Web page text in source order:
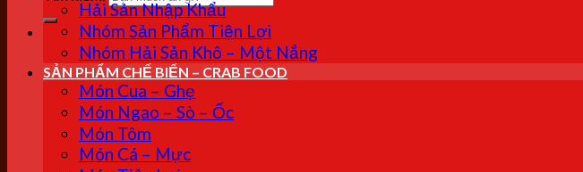
Hải Sản Nhập Khẩu
Nhóm Sản Phẩm Tiện Lợi
Nhóm Hải Sản Khô – Một Nắng
SẢN PHẨM CHẾ BIẾN – CRAB FOOD
Món Cua – Ghẹ
Món Ngao – Sò – Ốc
Món Tôm
Món Cá – Mực